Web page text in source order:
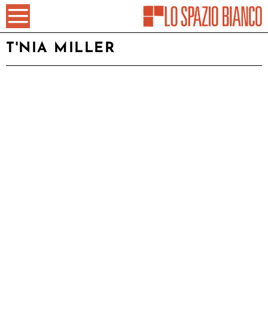
T'NIA MILLER